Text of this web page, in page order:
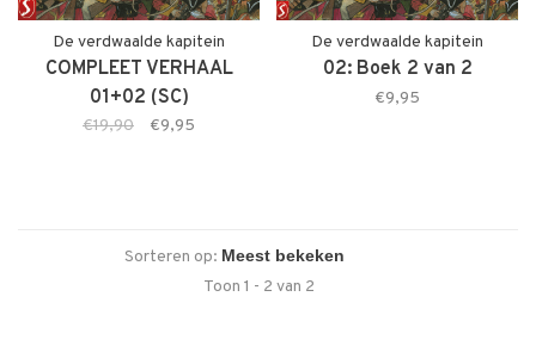
De verdwaalde kapitein
COMPLEET VERHAAL
01+02 (SC)
€19,90 €9,95
De verdwaalde kapitein
02: Boek 2 van 2
€9,95
Sorteren op:
Toon 1 - 2 van 2